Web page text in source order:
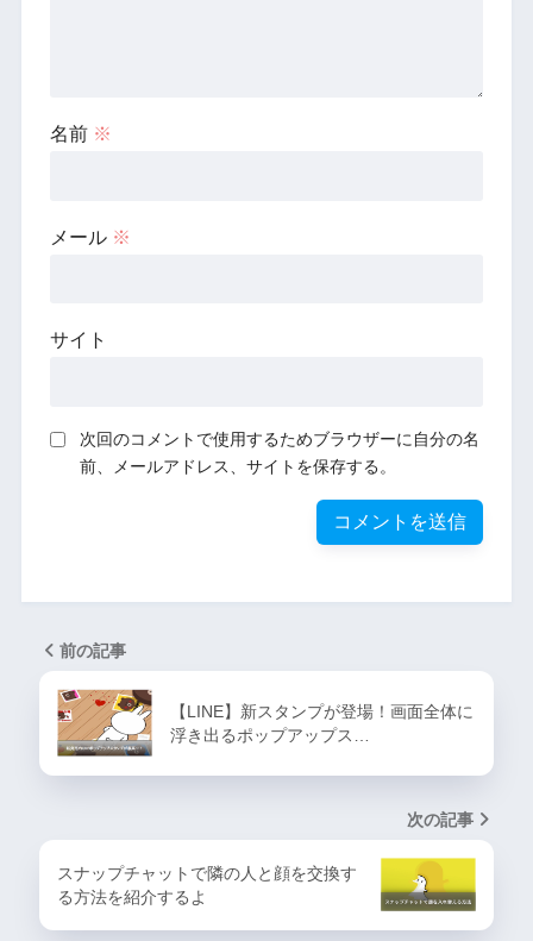
名前 ※
メール ※
サイト
次回のコメントで使用するためブラウザーに自分の名
前、メールアドレス、サイトを保存する。
前の記事
【LINE】新スタンプが登場！画面全体に
浮き出るポップアップス…
次の記事
スナップチャットで隣の人と顔を交換す
る方法を紹介するよ